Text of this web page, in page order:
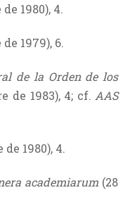
1980), 4.
1979), 6.
de la Orden de los
de 1983), 4; cf. AAS
1980), 4.
academiarum (28